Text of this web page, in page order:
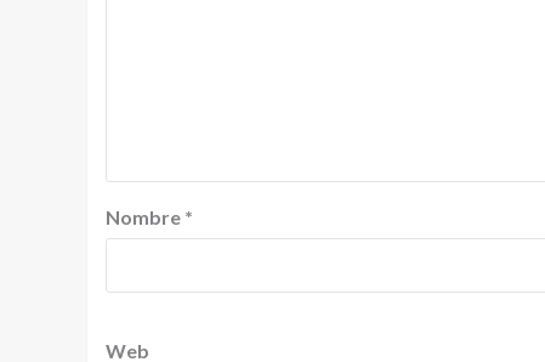
Nombre *
Web